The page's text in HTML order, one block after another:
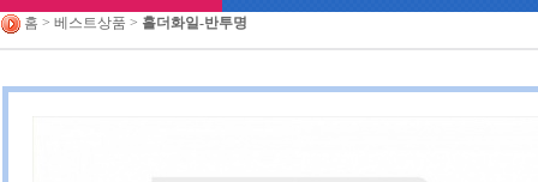
홈 > 베스트상품 > 홀더화일-반투명